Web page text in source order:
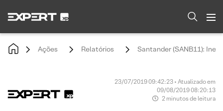
Ações Relatórios Santander (SANB11):
23/07/2019 09:42:23 • Atualizado em
09/08/2019 08:20:13
2 minutos de leitura